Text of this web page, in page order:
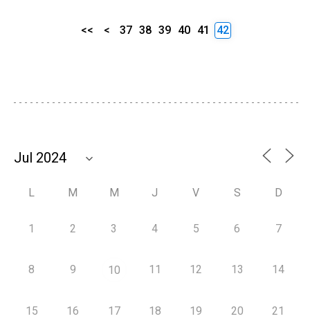
<< < 37 38 39 40 41 42
L M M J V S D
1 2 3 4 5 6 7
8 9 10 11 12 13 14
15 16 17 18 19 20 21